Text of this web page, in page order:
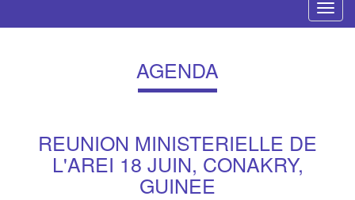
AGENDA
REUNION MINISTERIELLE DE
L'AREI 18 JUIN, CONAKRY,
GUINEE